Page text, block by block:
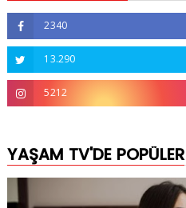
2340
13.290
5212
YAŞAM TV'DE POPÜLER